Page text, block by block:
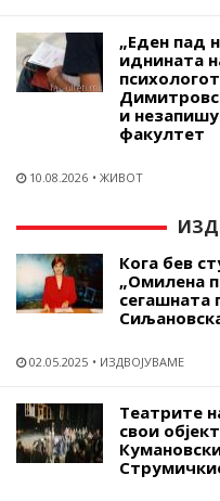
„Еден пад
иднината
и
факултет
10.08.2026 ЖИВОТ
Кога бев
„Омилена
сегашната
02.05.2025 ИЗДВОЈУВАМЕ
Театрите
свои